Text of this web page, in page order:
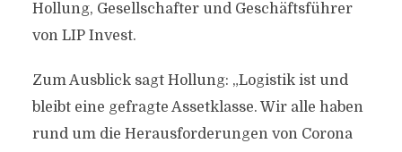
Hollung, Gesellschafter und Geschäftsführer
von LIP Invest.
Zum Ausblick sagt Hollung: „Logistik ist und
bleibt eine gefragte Assetklasse. Wir alle haben
rund um die Herausforderungen von Corona